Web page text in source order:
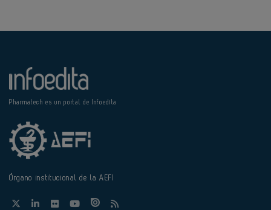
Pharmatech es un portal de Infoedita
Órgano institucional de la AEFI